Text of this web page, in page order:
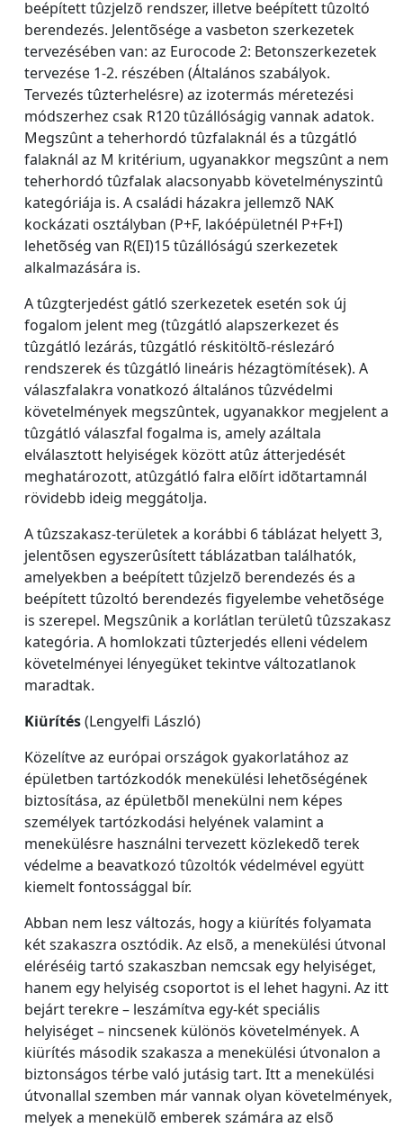
beépített tûzjelzõ rendszer, illetve beépített tûzoltó
berendezés. Jelentõsége a vasbeton szerkezetek
tervezésében van: az Eurocode 2: Betonszerkezetek
tervezése 1-2. részében (Általános szabályok.
Tervezés tûzterhelésre) az izotermás méretezési
módszerhez csak R120 tûzállóságig vannak adatok.
Megszûnt a teherhordó tûzfalaknál és a tûzgátló
falaknál az M kritérium, ugyanakkor megszûnt a nem
teherhordó tûzfalak alacsonyabb követelményszintû
kategóriája is. A családi házakra jellemzõ NAK
kockázati osztályban (P+F, lakóépületnél P+F+I)
lehetõség van R(EI)15 tûzállóságú szerkezetek
alkalmazására is.
A tûzgterjedést gátló szerkezetek esetén sok új
fogalom jelent meg (tûzgátló alapszerkezet és
tûzgátló lezárás, tûzgátló réskitöltõ-réslezáró
rendszerek és tûzgátló lineáris hézagtömítések). A
válaszfalakra vonatkozó általános tûzvédelmi
követelmények megszûntek, ugyanakkor megjelent a
tûzgátló válaszfal fogalma is, amely azáltala
elválasztott helyiségek között atûz átterjedését
meghatározott, atûzgátló falra elõírt idõtartamnál
rövidebb ideig meggátolja.
A tûzszakasz-területek a korábbi 6 táblázat helyett 3,
jelentõsen egyszerûsített táblázatban találhatók,
amelyekben a beépített tûzjelzõ berendezés és a
beépített tûzoltó berendezés figyelembe vehetõsége
is szerepel. Megszûnik a korlátlan területû tûzszakasz
kategória. A homlokzati tûzterjedés elleni védelem
követelményei lényegüket tekintve változatlanok
maradtak.
Kiürítés(Lengyelfi László)
Közelítve az európai országok gyakorlatához az
épületben tartózkodók menekülési lehetõségének
biztosítása, az épületbõl menekülni nem képes
személyek tartózkodási helyének valamint a
menekülésre használni tervezett közlekedõ terek
védelme a beavatkozó tûzoltók védelmével együtt
kiemelt fontossággal bír.
Abban nem lesz változás, hogy a kiürítés folyamata
két szakaszra osztódik. Az elsõ, a menekülési útvonal
eléréséig tartó szakaszban nemcsak egy helyiséget,
hanem egy helyiség csoportot is el lehet hagyni. Az itt
bejárt terekre – leszámítva egy-két speciális
helyiséget – nincsenek különös követelmények. A
kiürítés második szakasza a menekülési útvonalon a
biztonságos térbe való jutásig tart. Itt a menekülési
útvonallal szemben már vannak olyan követelmények,
melyek a menekülõ emberek számára az elsõ